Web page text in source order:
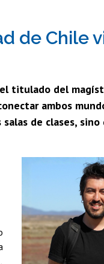
de Chile
titulado del
ambos
de clases,